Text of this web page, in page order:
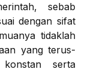
sebab
dengan sifat
tidaklah
yang terus-
serta